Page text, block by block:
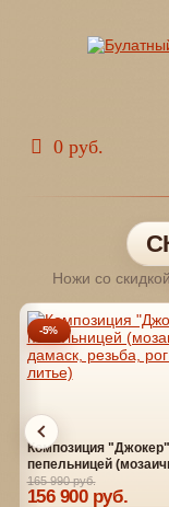
0 руб.
Ножи со скидкой
-5%
Композиция
пепельницей
дамаск, резьба, рог
литье)
165 990 руб.
156 900 руб.